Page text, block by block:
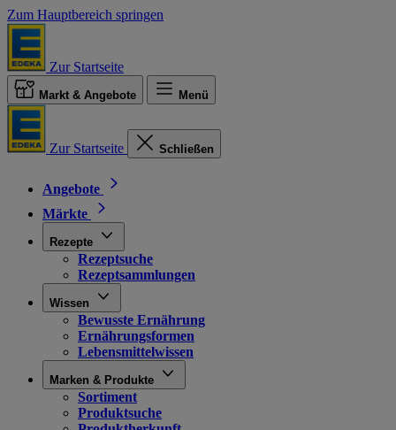
Zum Hauptbereich springen
Zur Startseite
Markt & Angebote Menü
Zur Startseite Schließen
Angebote
Märkte
Rezepte
Rezeptsuche
Rezeptsammlungen
Wissen
Bewusste Ernährung
Ernährungsformen
Lebensmittelwissen
Marken & Produkte
Sortiment
Produktsuche